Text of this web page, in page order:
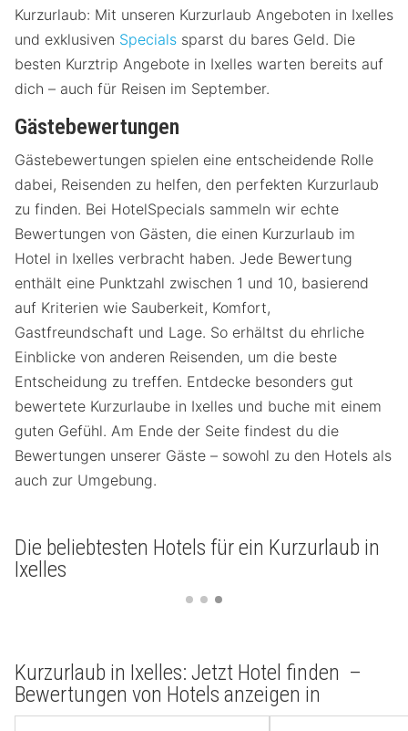
Kurzurlaub: Mit unseren Kurzurlaub Angeboten in Ixelles
und exklusiven Specials sparst du bares Geld. Die
besten Kurztrip Angebote in Ixelles warten bereits auf
dich – auch für Reisen im September.
Gästebewertungen
Gästebewertungen spielen eine entscheidende Rolle
dabei, Reisenden zu helfen, den perfekten Kurzurlaub
zu finden. Bei HotelSpecials sammeln wir echte
Bewertungen von Gästen, die einen Kurzurlaub im
Hotel in Ixelles verbracht haben. Jede Bewertung
enthält eine Punktzahl zwischen 1 und 10, basierend
auf Kriterien wie Sauberkeit, Komfort,
Gastfreundschaft und Lage. So erhältst du ehrliche
Einblicke von anderen Reisenden, um die beste
Entscheidung zu treffen. Entdecke besonders gut
bewertete Kurzurlaube in Ixelles und buche mit einem
guten Gefühl. Am Ende der Seite findest du die
Bewertungen unserer Gäste – sowohl zu den Hotels als
auch zur Umgebung.
Die beliebtesten Hotels für ein Kurzurlaub in
Ixelles
Kurzurlaub in Ixelles: Jetzt Hotel finden –
Bewertungen von Hotels anzeigen in